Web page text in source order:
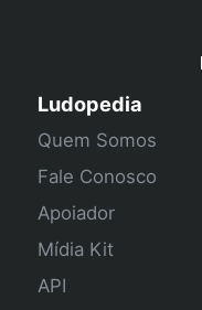
Ludopedia
Quem Somos
Fale Conosco
Apoiador
Mídia Kit
API